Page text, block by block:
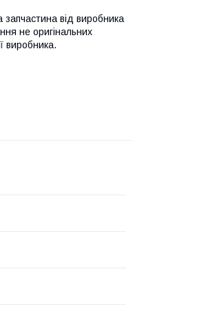
від виробника
не оригінальних
виробника.